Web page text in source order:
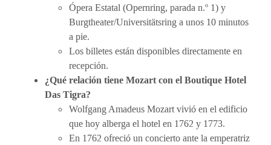
Ópera Estatal (Opernring, parada n.º 1) y
Burgtheater/Universitätsring a unos 10 minutos
a pie.
Los billetes están disponibles directamente en
recepción.
¿Qué relación tiene Mozart con el Boutique Hotel
Das Tigra?
Wolfgang Amadeus Mozart vivió en el edificio
que hoy alberga el hotel en 1762 y 1773.
En 1762 ofreció un concierto ante la emperatriz